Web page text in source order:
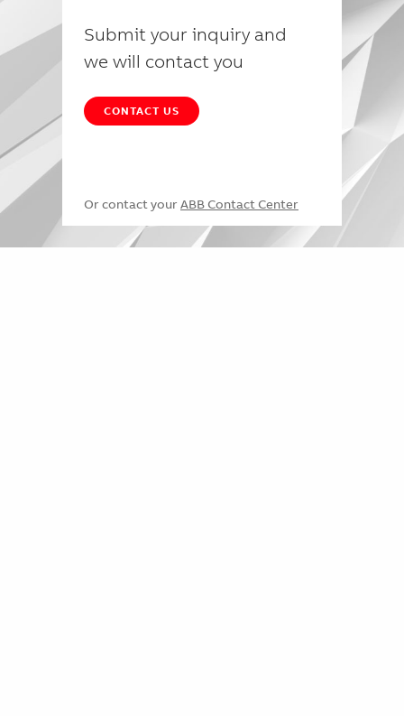
Submit your inquiry and
we will contact you
CONTACT US
Or contact your ABB Contact Center